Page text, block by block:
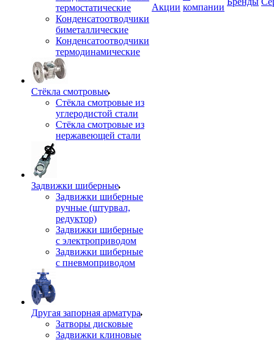
термостатические
Конденсатоотводчики
биметаллические
Конденсатоотводчики
термодинамические
Стёкла смотровые
Стёкла смотровые из
углеродистой стали
Стёкла смотровые из
нержавеющей стали
Задвижки шиберные
Задвижки шиберные
ручные (штурвал,
редуктор)
Задвижки шиберные
с электроприводом
Задвижки шиберные
с пневмоприводом
Другая запорная арматура
Затворы дисковые
Задвижки клиновые
Акции компании